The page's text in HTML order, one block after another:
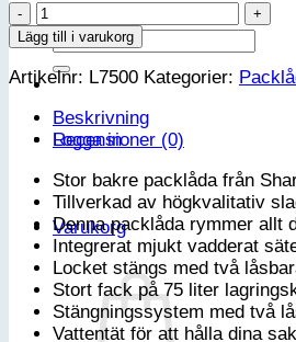
Sök
efter:
Logga in
Varukorg
SHARK
Packlåda
med
passagerarsäte
Lägg till i varukorg
Artikelnr: L7500 Kategorier:
Beskrivning
Recensioner (0)
Stor bakre packlåda från
Tillverkad av högkvalitativ
Denna packlåda rymmer allt
Integrerat mjukt vadderat
Locket stängs med två
Stort fack på 75 liter
Stängningssystem med två
Vattentät för att hålla dina